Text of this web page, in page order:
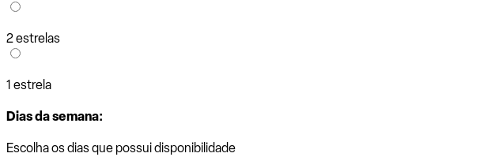
2 estrelas
1 estrela
Dias da semana:
Escolha os dias que possui disponibilidade